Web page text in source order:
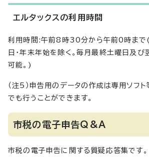
エルタックスの利用時間
利用時間:午前8時30分から午前0時まで(
日・年末年始を除く。毎月最終土曜日及
可能。)
（注5）申告用のデータの作成は専用ソフ
でも行うことができます。
市税の電子申告Q&A
市税の電子申告に関する質疑応答集です。